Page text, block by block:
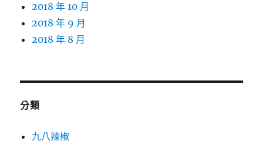
2018 年 10 月
2018 年 9 月
2018 年 8 月
分類
九八辣椒